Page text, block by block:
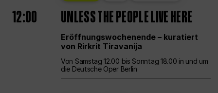
12:00 UNLESS THE PEOPLE LIVE HERE
Eröffnungswochenende – kuratiert
von Rirkrit Tiravanija
Von Samstag 12.00 bis Sonntag 18.00 in und um
die Deutsche Oper Berlin